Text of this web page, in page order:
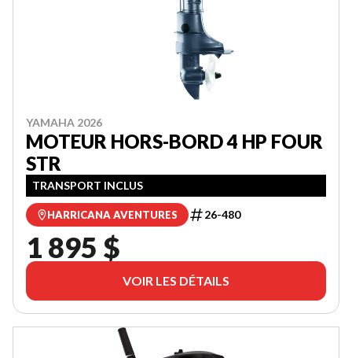
YAMAHA 2026
MOTEUR HORS-BORD 4 HP FOUR
STR
TRANSPORT INCLUS
HARRICANA AVENTURES 26-480
1 895 $
VOIR LES DÉTAILS